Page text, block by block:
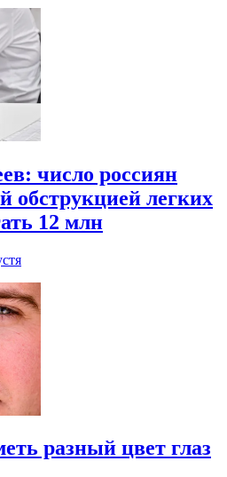
число россиян
обструкцией легких
12 млн
разный цвет глаз